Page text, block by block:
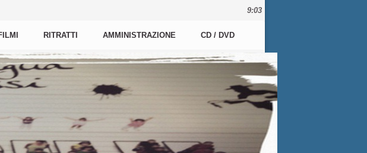
9:03
RITRATTI AMMINISTRAZIONE CD / DVD